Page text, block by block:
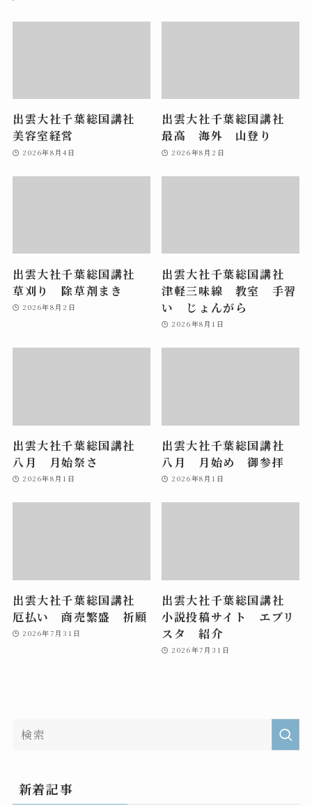
出雲大社千葉総国講社
美容室経営
2026年8月4日
出雲大社千葉総国講社
最高 海外 山登り
2026年8月2日
出雲大社千葉総国講社
草刈り 除草剤まき
2026年8月2日
出雲大社千葉総国講社
津軽三味線 教室 手習
い じょんがら
2026年8月1日
出雲大社千葉総国講社
八月 月始祭さ
2026年8月1日
出雲大社千葉総国講社
八月 月始め 御参拝
2026年8月1日
出雲大社千葉総国講社
厄払い 商売繁盛 祈願
2026年7月31日
出雲大社千葉総国講社
小説投稿サイト エブリ
スタ 紹介
2026年7月31日
新着記事